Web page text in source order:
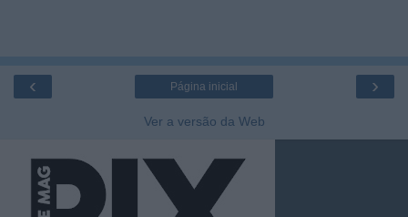
‹ ›
Página inicial
Ver a versão da Web